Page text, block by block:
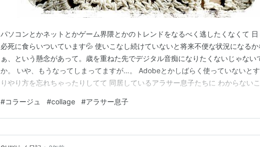
パソコンとかネットとかゲーム界隈とかのトレンドをなるべく逃したくなくて 日
必死に食らいついています💦 使いこなし続けていないと将来不便な状況になるか
ぁ、という懸念があって。歳を重ねた先でデジタル音痴になりたくないじゃない
か。 いや、もうなってしまってますが…。 Adobeとかしばらく使っていないと
りやり方を忘れちゃったりしてて 同居しているアラサー息子たちに わからない
す。 でも いつも頼ってばかりも悪いので、独学でやっていると… 途中からワケわ
なくなって、結局、息子に助けてもらう始末。 「…
#コラージュ #collage #アラサー息子